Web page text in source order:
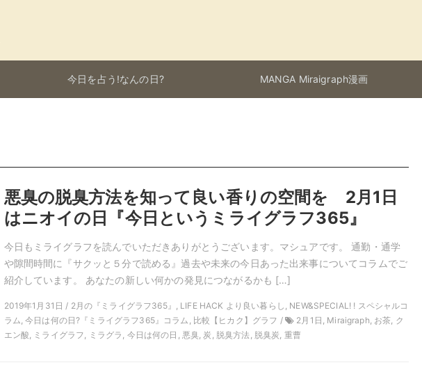
今日を占う!なんの日? MANGA Miraigraph漫画
悪臭の脱臭方法を知って良い香りの空間を 2月1日
はニオイの日『今日というミライグラフ365』
今日もミライグラフを読んでいただきありがとうございます。マシュアです。 通勤・通学
や隙間時間に『サクッと５分で読める』過去や未来の今日あった出来事についてコラムでご
紹介しています。 あなたの新しい何かの発見につながるかも […]
2019年1月31日 / 2月の『ミライグラフ365』, LIFE HACK より良い暮らし, NEW&SPECIAL! ! スペシャルコ
ラム, 今日は何の日?『ミライグラフ365』コラム, 比較【ヒカク】グラフ /
2月1日, Miraigraph, お茶, ク
エン酸, ミライグラフ, ミラグラ, 今日は何の日, 悪臭, 炭, 脱臭方法, 脱臭炭, 重曹